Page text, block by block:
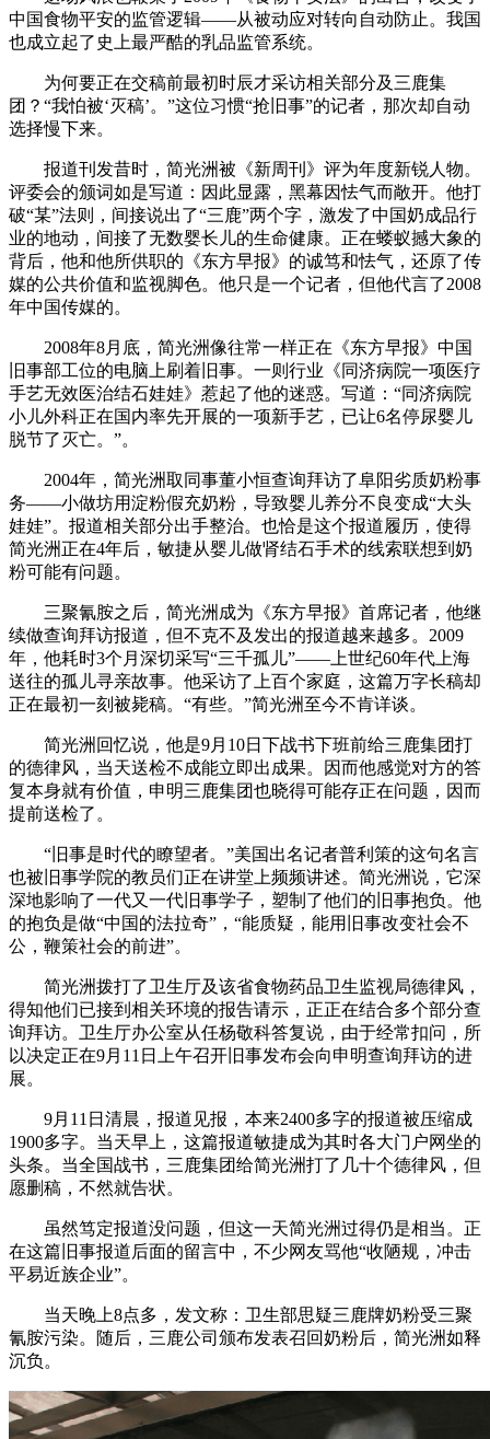
中国食物平安的监管逻辑——从被动应对转向自动防止。我国
也成立起了史上最严酷的乳品监管系统。
为何要正在交稿前最初时辰才采访相关部分及三鹿集
团？“我怕被‘灭稿’。”这位习惯“抢旧事”的记者，那次却自动
选择慢下来。
报道刊发昔时，简光洲被《新周刊》评为年度新锐人物。
评委会的颁词如是写道：因此显露，黑幕因怯气而敞开。他打
破“某”法则，间接说出了“三鹿”两个字，激发了中国奶成品行
业的地动，间接了无数婴长儿的生命健康。正在蝼蚁撼大象的
背后，他和他所供职的《东方早报》的诚笃和怯气，还原了传
媒的公共价值和监视脚色。他只是一个记者，但他代言了2008
年中国传媒的。
2008年8月底，简光洲像往常一样正在《东方早报》中国
旧事部工位的电脑上刷着旧事。一则行业《同济病院一项医疗
手艺无效医治结石娃娃》惹起了他的迷惑。写道：“同济病院
小儿外科正在国内率先开展的一项新手艺，已让6名停尿婴儿
脱节了灭亡。”。
2004年，简光洲取同事董小恒查询拜访了阜阳劣质奶粉事
务——小做坊用淀粉假充奶粉，导致婴儿养分不良变成“大头
娃娃”。报道相关部分出手整治。也恰是这个报道履历，使得
简光洲正在4年后，敏捷从婴儿做肾结石手术的线索联想到奶
粉可能有问题。
三聚氰胺之后，简光洲成为《东方早报》首席记者，他继
续做查询拜访报道，但不克不及发出的报道越来越多。2009
年，他耗时3个月深切采写“三千孤儿”——上世纪60年代上海
送往的孤儿寻亲故事。他采访了上百个家庭，这篇万字长稿却
正在最初一刻被毙稿。“有些。”简光洲至今不肯详谈。
简光洲回忆说，他是9月10日下战书下班前给三鹿集团打
的德律风，当天送检不成能立即出成果。因而他感觉对方的答
复本身就有价值，申明三鹿集团也晓得可能存正在问题，因而
提前送检了。
“旧事是时代的瞭望者。”美国出名记者普利策的这句名言
也被旧事学院的教员们正在讲堂上频频讲述。简光洲说，它深
深地影响了一代又一代旧事学子，塑制了他们的旧事抱负。他
的抱负是做“中国的法拉奇”，“能质疑，能用旧事改变社会不
公，鞭策社会的前进”。
简光洲拨打了卫生厅及该省食物药品卫生监视局德律风，
得知他们已接到相关环境的报告请示，正正在结合多个部分查
询拜访。卫生厅办公室从任杨敬科答复说，由于经常扣问，所
以决定正在9月11日上午召开旧事发布会向申明查询拜访的进
展。
9月11日清晨，报道见报，本来2400多字的报道被压缩成
1900多字。当天早上，这篇报道敏捷成为其时各大门户网坐的
头条。当全国战书，三鹿集团给简光洲打了几十个德律风，但
愿删稿，不然就告状。
虽然笃定报道没问题，但这一天简光洲过得仍是相当。正
在这篇旧事报道后面的留言中，不少网友骂他“收陋规，冲击
平易近族企业”。
当天晚上8点多，发文称：卫生部思疑三鹿牌奶粉受三聚
氰胺污染。随后，三鹿公司颁布发表召回奶粉后，简光洲如释
沉负。